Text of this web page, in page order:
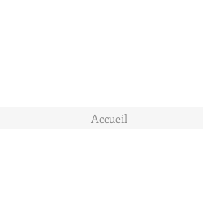
Accueil